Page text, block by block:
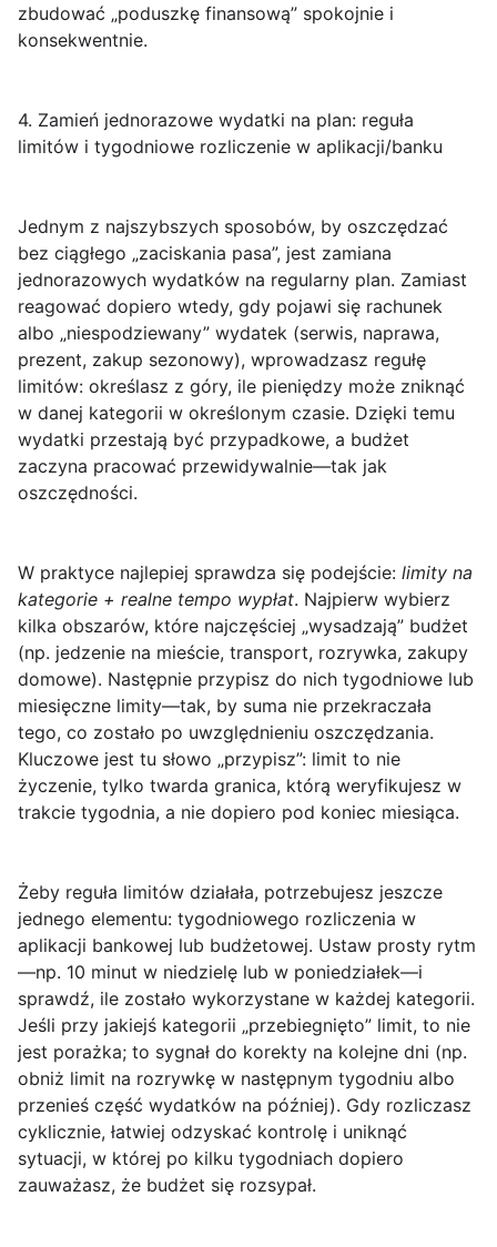
zbudować „poduszkę finansową” spokojnie i
konsekwentnie.
4. Zamień jednorazowe wydatki na plan: reguła
limitów i tygodniowe rozliczenie w aplikacji/banku
Jednym z najszybszych sposobów, by oszczędzać
bez ciągłego „zaciskania pasa”, jest zamiana
jednorazowych wydatków na regularny plan. Zamiast
reagować dopiero wtedy, gdy pojawi się rachunek
albo „niespodziewany” wydatek (serwis, naprawa,
prezent, zakup sezonowy), wprowadzasz regułę
limitów: określasz z góry, ile pieniędzy może zniknąć
w danej kategorii w określonym czasie. Dzięki temu
wydatki przestają być przypadkowe, a budżet
zaczyna pracować przewidywalnie—tak jak
oszczędności.
W praktyce najlepiej sprawdza się podejście: limity na
kategorie + realne tempo wypłat. Najpierw wybierz
kilka obszarów, które najczęściej „wysadzają” budżet
(np. jedzenie na mieście, transport, rozrywka, zakupy
domowe). Następnie przypisz do nich tygodniowe lub
miesięczne limity—tak, by suma nie przekraczała
tego, co zostało po uwzględnieniu oszczędzania.
Kluczowe jest tu słowo „przypisz”: limit to nie
życzenie, tylko twarda granica, którą weryfikujesz w
trakcie tygodnia, a nie dopiero pod koniec miesiąca.
Żeby reguła limitów działała, potrzebujesz jeszcze
jednego elementu: tygodniowego rozliczenia w
aplikacji bankowej lub budżetowej. Ustaw prosty rytm
—np. 10 minut w niedzielę lub w poniedziałek—i
sprawdź, ile zostało wykorzystane w każdej kategorii.
Jeśli przy jakiejś kategorii „przebiegnięto” limit, to nie
jest porażka; to sygnał do korekty na kolejne dni (np.
obniż limit na rozrywkę w następnym tygodniu albo
przenieś część wydatków na później). Gdy rozliczasz
cyklicznie, łatwiej odzyskać kontrolę i uniknąć
sytuacji, w której po kilku tygodniach dopiero
zauważasz, że budżet się rozsypał.